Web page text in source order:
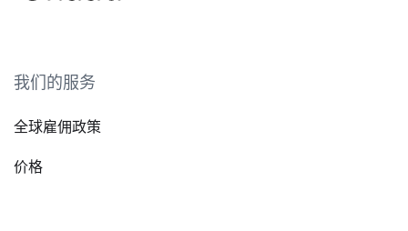
我们的服务
全球雇佣政策
价格